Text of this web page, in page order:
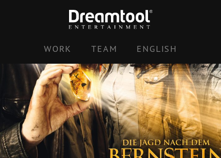
WORK
TEAM ENGLISH